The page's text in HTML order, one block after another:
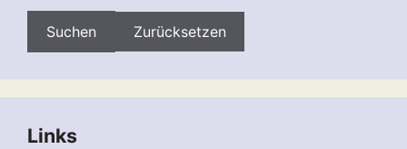
Zurücksetzen
Links